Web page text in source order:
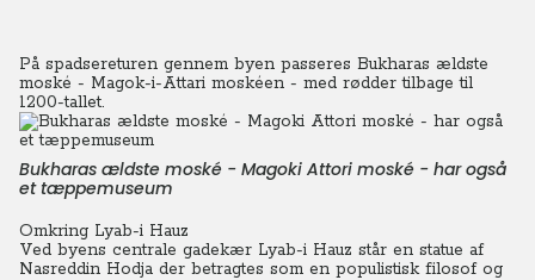
På spadsereturen gennem byen passeres Bukharas ældste
moské - Magok-i-Attari moskéen - med rødder tilbage til
1200-tallet.
Bukharas ældste moské - Magoki Attori moské - har også
et tæppemuseum
Omkring Lyab-i Hauz
Ved byens centrale gadekær Lyab-i Hauz står en statue af
Nasreddin Hodja der betragtes som en populistisk filosof og